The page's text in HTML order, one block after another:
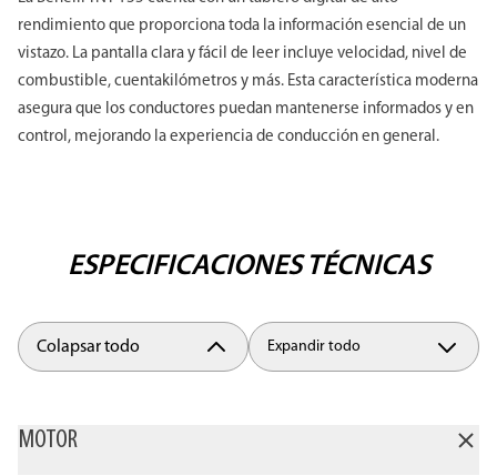
rendimiento que proporciona toda la información esencial de un
vistazo. La pantalla clara y fácil de leer incluye velocidad, nivel de
combustible, cuentakilómetros y más. Esta característica moderna
asegura que los conductores puedan mantenerse informados y en
control, mejorando la experiencia de conducción en general.
ESPECIFICACIONES TÉCNICAS
Colapsar todo Expandir todo
MOTOR